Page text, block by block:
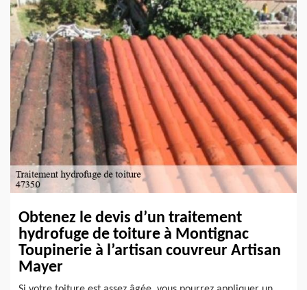
Obtenez le devis d’un traitement
hydrofuge de toiture à Montignac
Toupinerie à l’artisan couvreur Artisan
Mayer